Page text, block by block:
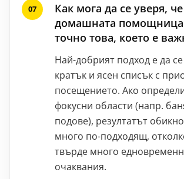
Как мога да се уверя, че
домашната помощница
точно това, което е
Най-добрият подход е да
кратък и ясен списък с
посещението. Ако
фокусни области (напр.
подове), резултатът
много по-подходящ,
твърде много
очаквания.